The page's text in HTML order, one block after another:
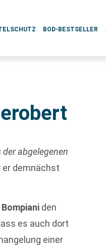
BOD-BESTSELLER
der abgelegenen
er demnächst
Bompiani den
es auch dort
einer